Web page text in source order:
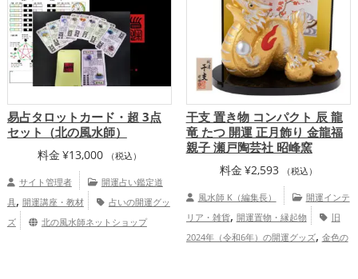
易占タロットカード・超 3点
セット（北の風水師）
料金 ¥13,000 （税込）
サイト管理者
開運占い鑑定道
具, 開運講座・教材
占いの開運グッ
ズ
北の風水師ネットショップ
干支 置き物 コンパクト 辰 龍
竜 たつ 開運 正月飾り 金龍福
親子 瀬戸陶芸社 昭峰窯
料金 ¥2,593 （税込）
風水師 K（編集長）
開運インテ
リア・雑貨, 開運置物・縁起物
旧
2024年（令和6年）の開運グッズ, 金色の